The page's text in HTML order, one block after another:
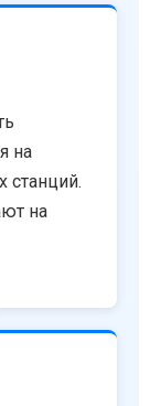
на
станций.
на